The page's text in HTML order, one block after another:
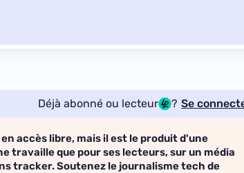
Déjà abonné ou lecteur ? Se
accès libre, mais il est le produit d'une
travaille que pour ses lecteurs, sur un média
tracker. Soutenez le journalisme tech de